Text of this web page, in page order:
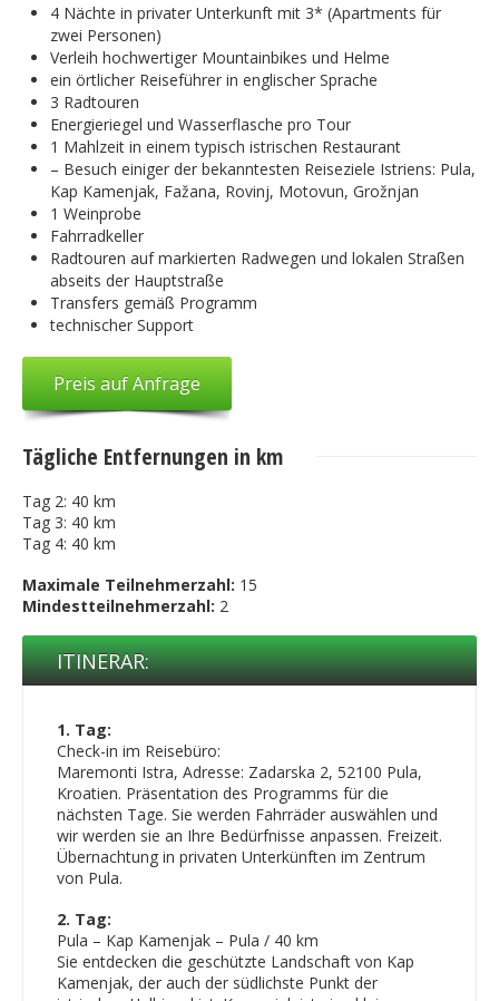
4 Nächte in privater Unterkunft mit 3* (Apartments für
zwei Personen)
Verleih hochwertiger Mountainbikes und Helme
ein örtlicher Reiseführer in englischer Sprache
3 Radtouren
Energieriegel und Wasserflasche pro Tour
1 Mahlzeit in einem typisch istrischen Restaurant
– Besuch einiger der bekanntesten Reiseziele Istriens: Pula,
Kap Kamenjak, Fažana, Rovinj, Motovun, Grožnjan
1 Weinprobe
Fahrradkeller
Radtouren auf markierten Radwegen und lokalen Straßen
abseits der Hauptstraße
Transfers gemäß Programm
technischer Support
Preis auf Anfrage
Tägliche Entfernungen in km
Tag 2: 40 km
Tag 3: 40 km
Tag 4: 40 km
Maximale Teilnehmerzahl: 15
Mindestteilnehmerzahl: 2
ITINERAR:
1. Tag:
Check-in im Reisebüro:
Maremonti Istra, Adresse: Zadarska 2, 52100 Pula,
Kroatien. Präsentation des Programms für die
nächsten Tage. Sie werden Fahrräder auswählen und
wir werden sie an Ihre Bedürfnisse anpassen. Freizeit.
Übernachtung in privaten Unterkünften im Zentrum
von Pula.
2. Tag:
Pula – Kap Kamenjak – Pula / 40 km
Sie entdecken die geschützte Landschaft von Kap
Kamenjak, der auch der südlichste Punkt der